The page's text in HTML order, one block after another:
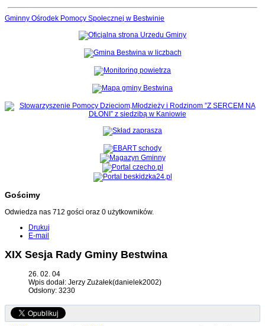
Gminny Ośrodek Pomocy Społecznej w Bestwinie
Gościmy
Odwiedza nas 712 gości oraz 0 użytkowników.
Drukuj
E-mail
XIX Sesja Rady Gminy Bestwina
26. 02. 04
Wpis dodał: Jerzy Zużałek(danielek2002)
Odsłony: 3230